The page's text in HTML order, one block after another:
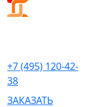
+7 (495) 120-42-
38
ЗАКАЗАТЬ